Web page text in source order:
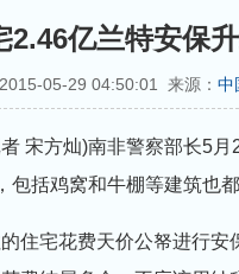
2.46亿兰特安保
05-29 04:50:01 来源： 中
方灿)南非警察部长5月
括鸡窝和牛棚等建筑也
宅花费天价公帑进行安